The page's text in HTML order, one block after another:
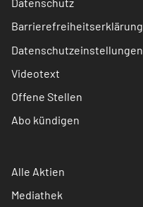
Barrierefreiheitserklärung
Datenschutzeinstellungen
Videotext
Offene Stellen
Abo kündigen
Alle Aktien
Mediathek